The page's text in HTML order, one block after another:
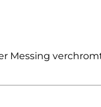
Messing